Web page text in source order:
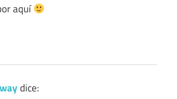
aquí
dice: